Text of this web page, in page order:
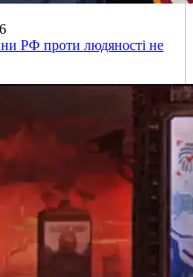
РФ проти людяності не